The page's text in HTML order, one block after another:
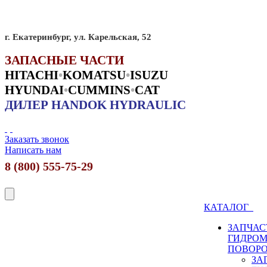
г. Екатеринбург, ул. Карельская, 52
ЗАПАСНЫЕ ЧАСТИ
HITACHI•KOMATSU•ISUZU
HYUNDAI•CUMMINS•CAT
ДИЛЕР HANDOK HYDRAULIC
Заказать звонок
Написать нам
8 (800) 555-75-29
КАТАЛОГ